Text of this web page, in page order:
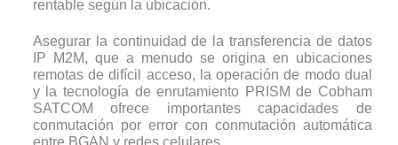
rentable según la ubicación.
Asegurar la continuidad de la transferencia de datos
IP M2M, que a menudo se origina en ubicaciones
remotas de difícil acceso, la operación de modo dual
y la tecnología de enrutamiento PRISM de Cobham
SATCOM ofrece importantes capacidades de
conmutación por error con conmutación automática
entre BGAN y redes celulares.